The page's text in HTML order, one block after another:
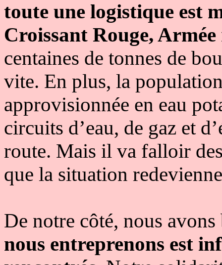
toute une logistique est
Croissant Rouge,
centaines de tonnes de
vite. En plus, la
approvisionnée en eau
circuits d’eau, de gaz et
route. Mais il va falloir
que la situation
De notre côté, nous
nous entreprenons est